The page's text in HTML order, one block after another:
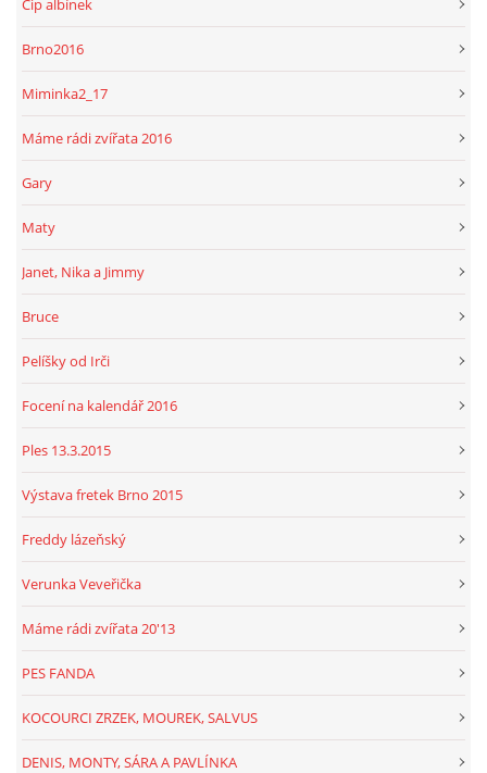
Čip albínek
Brno2016
Miminka2_17
Máme rádi zvířata 2016
Gary
Maty
Janet, Nika a Jimmy
Bruce
Pelíšky od Irči
Focení na kalendář 2016
Ples 13.3.2015
Výstava fretek Brno 2015
Freddy lázeňský
Verunka Veveřička
Máme rádi zvířata 20'13
PES FANDA
KOCOURCI ZRZEK, MOUREK, SALVUS
DENIS, MONTY, SÁRA A PAVLÍNKA